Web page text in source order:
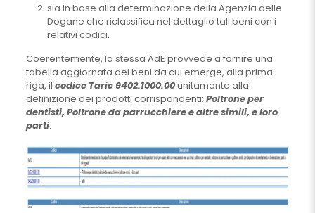
sia in base alla determinazione della Agenzia delle
Dogane che riclassifica nel dettaglio tali beni con i
relativi codici.
Coerentemente, la stessa AdE provvede a fornire una
tabella aggiornata dei beni da cui emerge, alla prima
riga, il codice Taric 9402.1000.00unitamente alla
definizione dei prodotti corrispondenti: Poltrone per
dentisti, Poltrone da parrucchiere e altre simili, e loro
parti.